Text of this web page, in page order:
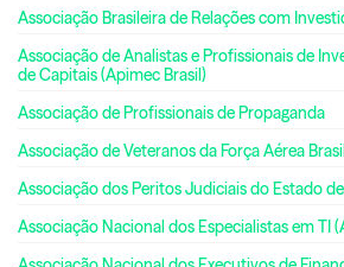
Associação Brasileira de Relações com
Associação de Analistas e Profissionais de
de Capitais (Apimec Brasil)
Associação de Profissionais de Propaganda
Associação de Veteranos da Força Aérea
Associação dos Peritos Judiciais do Estado
Associação Nacional dos Especialistas em TI